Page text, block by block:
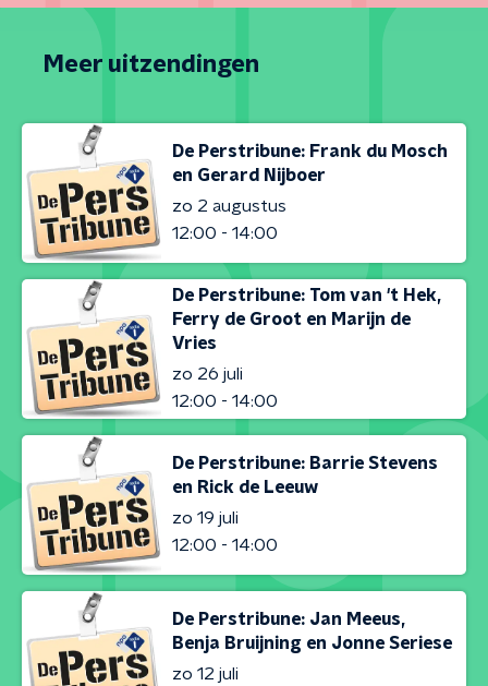
Meer uitzendingen
De Perstribune: Frank du Mosch
en Gerard Nijboer
zo 2 augustus
12:00 - 14:00
De Perstribune: Tom van 't Hek,
Ferry de Groot en Marijn de
Vries
zo 26 juli
12:00 - 14:00
De Perstribune: Barrie Stevens
en Rick de Leeuw
zo 19 juli
12:00 - 14:00
De Perstribune: Jan Meeus,
Benja Bruijning en Jonne Seriese
zo 12 juli